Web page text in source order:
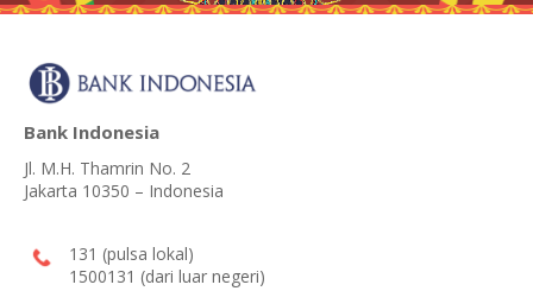
Bank Indonesia
Jl. M.H. Thamrin No. 2
Jakarta 10350 – Indonesia
131 (pulsa lokal)
1500131 (dari luar negeri)